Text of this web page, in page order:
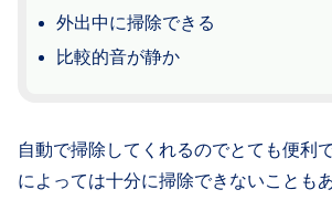
外出中に掃除できる
比較的音が静か
自動で掃除してくれるのでとても便利
によっては十分に掃除できないことも